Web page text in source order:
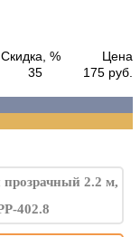
Скидка, %
Цена
35 175 руб.